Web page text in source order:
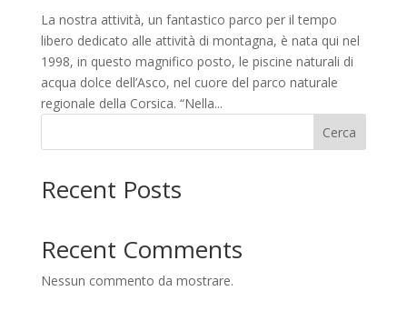
La nostra attività, un fantastico parco per il tempo
libero dedicato alle attività di montagna, è nata qui nel
1998, in questo magnifico posto, le piscine naturali di
acqua dolce dell’Asco, nel cuore del parco naturale
regionale della Corsica. “Nella...
Cerca
Recent Posts
Recent Comments
Nessun commento da mostrare.